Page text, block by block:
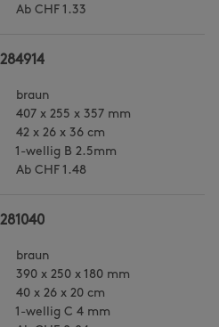
Ab CHF 1.33
braun
407 x 255 x 357 mm
42 x 26 x 36 cm
1-wellig B 2.5mm
Ab CHF 1.48
braun
390 x 250 x 180 mm
40 x 26 x 20 cm
1-wellig C 4 mm